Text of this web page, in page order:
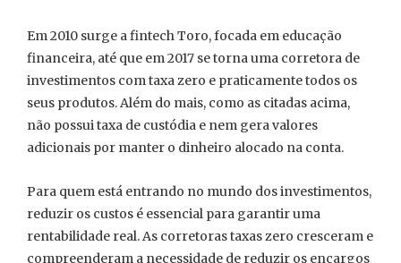
Em 2010 surge a fintech Toro, focada em educação
financeira, até que em 2017 se torna uma corretora de
investimentos com taxa zero e praticamente todos os
seus produtos. Além do mais, como as citadas acima,
não possui taxa de custódia e nem gera valores
adicionais por manter o dinheiro alocado na conta.
Para quem está entrando no mundo dos investimentos,
reduzir os custos é essencial para garantir uma
rentabilidade real. As corretoras taxas zero cresceram e
compreenderam a necessidade de reduzir os encargos